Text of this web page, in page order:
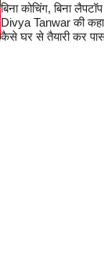
बिना कोचिंग, बिना
Divya Tanwar की
कैसे घर से तैयारी कर